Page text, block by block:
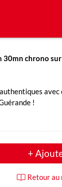
30mn chrono
avec
!
+
Retour au